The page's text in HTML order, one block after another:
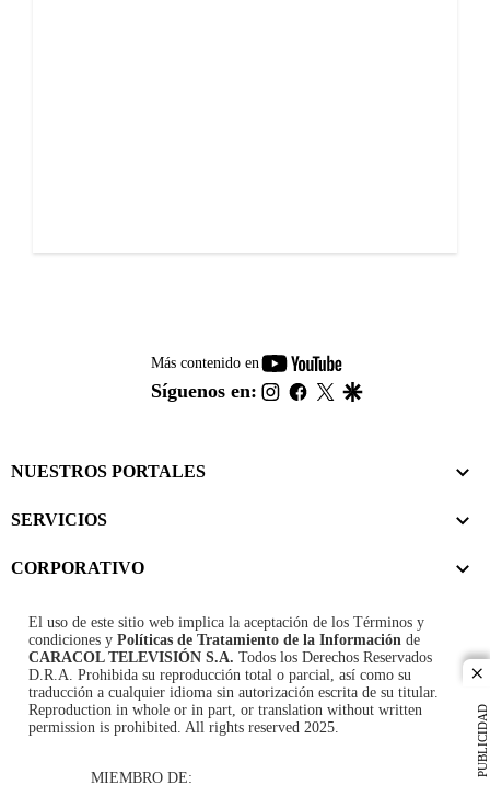
PUBLICIDAD
Más contenido en
youtube-
footer
Síguenos en: instagram
facebook
twitter
NUESTROS PORTALES
SERVICIOS
CORPORATIVO
El uso de este sitio web implica la aceptación de los Términos y
condiciones y Políticas de Tratamiento de la Información de
CARACOL TELEVISIÓN S.A. Todos los Derechos Reservados
D.R.A. Prohibida su reproducción total o parcial, así como su
traducción a cualquier idioma sin autorización escrita de su titular.
Reproduction in whole or in part, or translation without written
permission is prohibited. All rights reserved 2025.
MIEMBRO DE: